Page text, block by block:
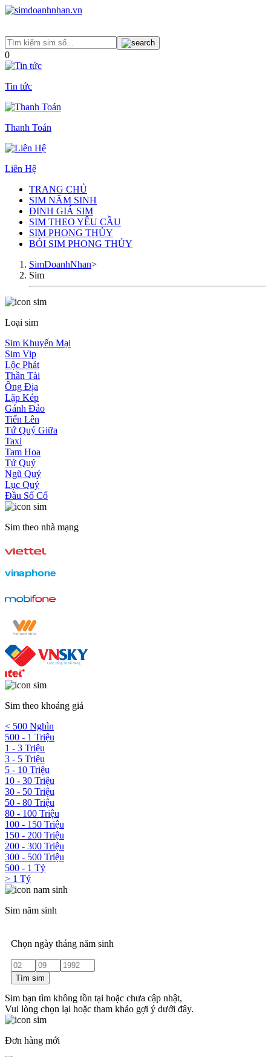
0
Tin tức
Thanh Toán
Liên Hệ
TRANG CHỦ
SIM NĂM SINH
ĐỊNH GIÁ SIM
SIM THEO YÊU CẦU
SIM PHONG THỦY
BÓI SIM PHONG THỦY
SimDoanhNhan>
Sim
Loại sim
Sim Khuyến Mại
Sim Vip
Lộc Phát
Thần Tài
Ông Địa
Lặp Kép
Gánh Đảo
Tiến Lên
Tứ Quý Giữa
Taxi
Tam Hoa
Tứ Quý
Ngũ Quý
Lục Quý
Đầu Số Cổ
Sim theo nhà mạng
Sim theo khoảng giá
< 500 Nghìn
500 - 1 Triệu
1 - 3 Triệu
3 - 5 Triệu
5 - 10 Triệu
10 - 30 Triệu
30 - 50 Triệu
50 - 80 Triệu
80 - 100 Triệu
100 - 150 Triệu
150 - 200 Triệu
200 - 300 Triệu
300 - 500 Triệu
500 - 1 Tỷ
> 1 Tỷ
Sim năm sinh
Chọn ngày tháng năm sinh
Tìm sim
Sim bạn tìm không tồn tại hoặc chưa cập nhật,
Vui lòng chọn lại hoặc tham khảo gợi ý dưới đây.
Đơn hàng mới